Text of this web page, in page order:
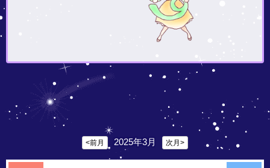
<前月 2025年3月 次月>